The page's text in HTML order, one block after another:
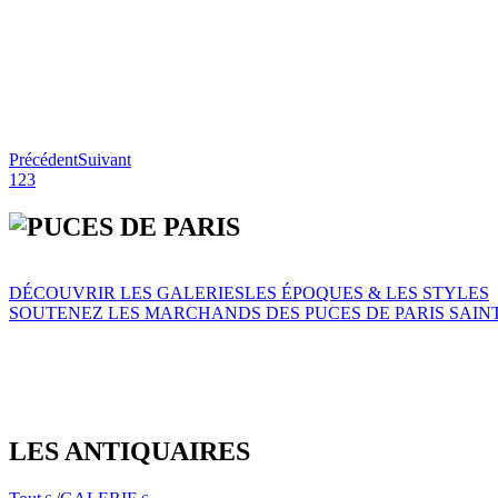
PrécédentSuivant
1 23
DÉCOUVRIR LES GALERIESLES ÉPOQUES & LES STYLES
SOUTENEZ LES MARCHANDS DES PUCES DE PARIS
LES ANTIQUAIRES